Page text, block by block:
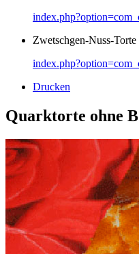
Zwetschgen-Nuss-Torte
Drucken
Quarktorte ohne